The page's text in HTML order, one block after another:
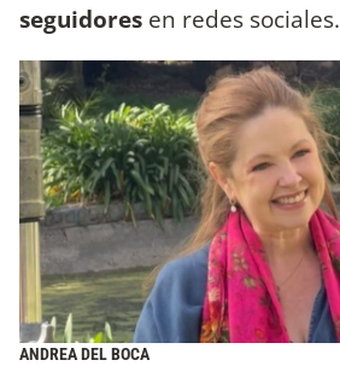
seguidores en redes sociales.
ANDREA DEL BOCA